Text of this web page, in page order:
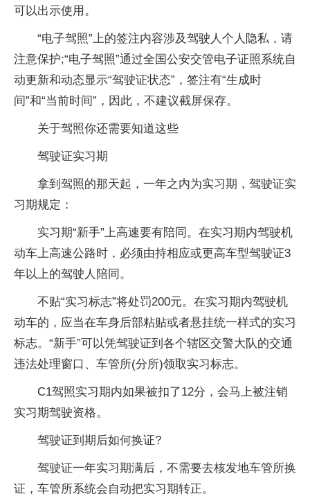
可以出示使用。
“电子驾照”上的签注内容涉及驾驶人个人隐私，请
注意保护;“电子驾照”通过全国公安交管电子证照系统自
动更新和动态显示“驾驶证状态”，签注有“生成时
间”和“当前时间”，因此，不建议截屏保存。
关于驾照你还需要知道这些
驾驶证实习期
拿到驾照的那天起，一年之内为实习期，驾驶证实
习期规定：
实习期“新手”上高速要有陪同。在实习期内驾驶机
动车上高速公路时，必须由持相应或更高车型驾驶证3
年以上的驾驶人陪同。
不贴“实习标志”将处罚200元。在实习期内驾驶机
动车的，应当在车身后部粘贴或者悬挂统一样式的实习
标志。“新手”可以凭驾驶证到各个辖区交警大队的交通
违法处理窗口、车管所(分所)领取实习标志。
C1驾照实习期内如果被扣了12分，会马上被注销
实习期驾驶资格。
驾驶证到期后如何换证?
驾驶证一年实习期满后，不需要去核发地车管所换
证，车管所系统会自动把实习期转正。